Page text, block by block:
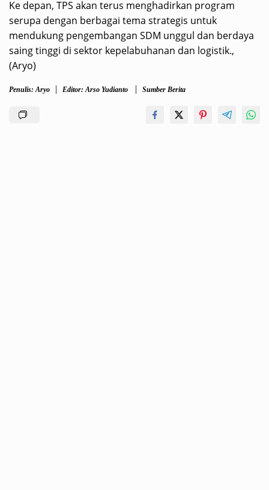
Ke depan, TPS akan terus menghadirkan program
serupa dengan berbagai tema strategis untuk
mendukung pengembangan SDM unggul dan berdaya
saing tinggi di sektor kepelabuhanan dan logistik.,
(Aryo)
Penulis: Aryo Editor: Arso Yudianto Sumber Berita